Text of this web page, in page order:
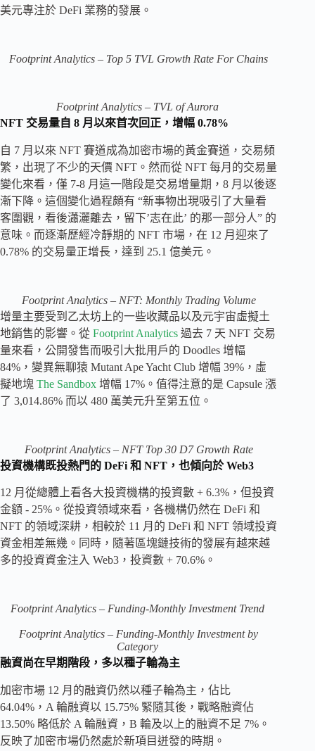
美元專注於 DeFi 業務的發展。
Footprint Analytics – Top 5 TVL Growth Rate For Chains
Footprint Analytics – TVL of Aurora
NFT 交易量自 8 月以來首次回正，增幅 0.78%
自 7 月以來 NFT 賽道成為加密市場的黃金賽道，交易頻
繁，出現了不少的天價 NFT。然而從 NFT 每月的交易量
變化來看，僅 7-8 月這一階段是交易增量期，8 月以後逐
漸下降。這個變化過程頗有 “新事物出現吸引了大量看
客圍觀，看後瀟灑離去，留下’志在此’ 的那一部分人” 的
意味。而逐漸歷經冷靜期的 NFT 市場，在 12 月迎來了
0.78% 的交易量正增長，達到 25.1 億美元。
Footprint Analytics – NFT: Monthly Trading Volume
增量主要受到乙太坊上的一些收藏品以及元宇宙虛擬土
地銷售的影響。從 Footprint Analytics 過去 7 天 NFT 交易
量來看，公開發售而吸引大批用戶的 Doodles 增幅
84%，變異無聊猿 Mutant Ape Yacht Club 增幅 39%，虛
擬地塊 The Sandbox 增幅 17%。值得注意的是 Capsule 漲
了 3,014.86% 而以 480 萬美元升至第五位。
Footprint Analytics – NFT Top 30 D7 Growth Rate
投資機構既投熱門的 DeFi 和 NFT，也傾向於 Web3
12 月從總體上看各大投資機構的投資數 + 6.3%，但投資
金額 - 25%。從投資領域來看，各機構仍然在 DeFi 和
NFT 的領域深耕，相較於 11 月的 DeFi 和 NFT 領域投資
資金相差無幾。同時，隨著區塊鏈技術的發展有越來越
多的投資資金注入 Web3，投資數 + 70.6%。
Footprint Analytics – Funding-Monthly Investment Trend
Footprint Analytics – Funding-Monthly Investment by
Category
融資尚在早期階段，多以種子輪為主
加密市場 12 月的融資仍然以種子輪為主，佔比
64.04%，A 輪融資以 15.75% 緊隨其後，戰略融資佔
13.50% 略低於 A 輪融資，B 輪及以上的融資不足 7%。
反映了加密市場仍然處於新項目迸發的時期。